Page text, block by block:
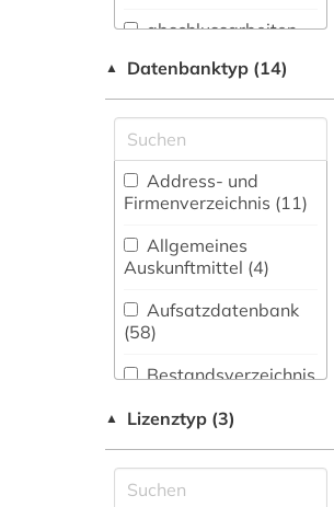
Vermessungswesen
(518)
Biologie,
Biotechnologie (77)
Buch- und
Bibliothekswesen,
Informationswissenschaft
(28)
Chemie und
Elektrotechnik,
Elektronik,
Nachrichtentechnik (97)
abschlussarbeiten
abwasser (4)
abwassertechnik (2)
abwassertechnische
vereinigung (1)
abwassertechnologie
adressbuch (1)
aerodynamik (1)
agrar- (1)
akademie der
bildenden künste (1)
▲ Datenbanktyp (14)
Address- und
Firmenverzeichnis (11)
Allgemeines
Auskunftmittel (4)
Aufsatzdatenbank
(58)
Bestandsverzeichnis
▲ Lizenztyp (3)